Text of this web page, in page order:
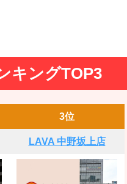
キングTOP3
3位
LAVA 中野坂上店